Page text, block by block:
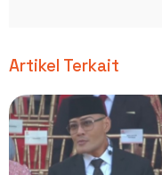
Artikel Terkait